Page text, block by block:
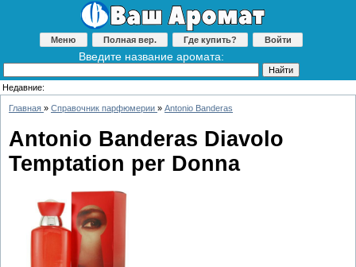
Меню Полная вер. Где купить? Войти
Введите название аромата:
Недавние:
Главная » Справочник парфюмерии » Antonio Banderas
Antonio Banderas Diavolo
Temptation per Donna